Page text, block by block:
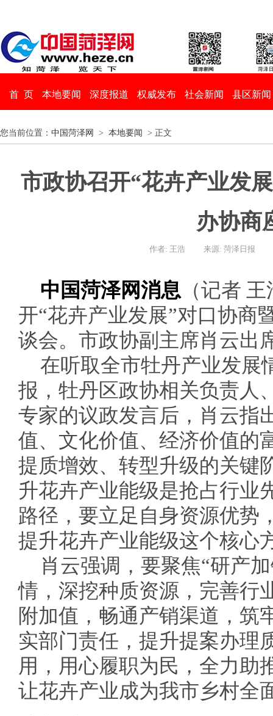
首 页 本地要闻 深度报道 权威发布 社会新闻 县区新闻
您当前位置： 中国菏泽网 > 本地要闻 > 正文
市政协召开“花卉产业发
办协商
作者: 王浩 来源: 菏泽日报
中国菏泽网消息 （记者
开“花卉产业发展”对口协商
谈会。市政协副主席肖云出
在听取全市牡丹产业发展
报，牡丹区政协相关负责人
专家的议政发言后，肖云指
值、文化价值、经济价值的
提质增效、转型升级的关键
升花卉产业能级是抢占行业
路径，要立足自身资源优势
提升花卉产业能级这个核心
肖云强调，要聚焦“研产
情，深挖种质资源，完善行
附加值，畅通产销渠道，筑
实部门责任，提升提案办理
用，用心履职为民，全力助
让花卉产业成为我市乡村全